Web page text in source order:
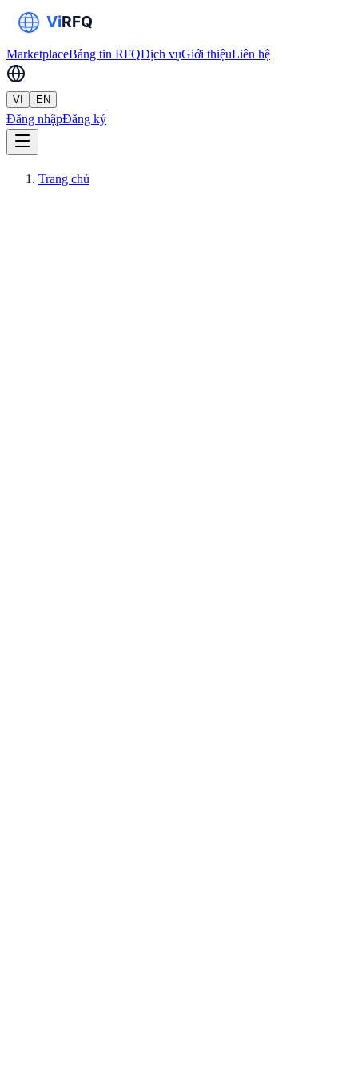
MarketplaceBảng tin RFQDịch vụGiới thiệuLiên hệ
VI EN
Đăng nhậpĐăng ký
Trang chủ